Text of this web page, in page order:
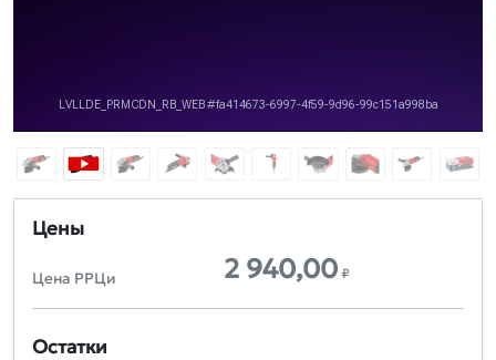
Цены
Цена РРЦи 2 940,00 ₽
Остатки